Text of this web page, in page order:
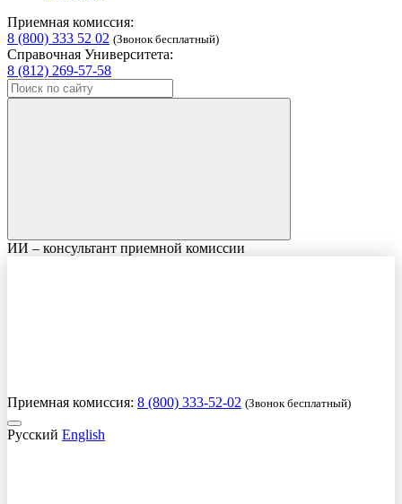
Приемная комиссия:
8 (800) 333 52 02 (Звонок бесплатный)
Справочная Университета:
8 (812) 269-57-58
ИИ – консультант приемной комиссии
Приемная комиссия: 8 (800) 333-52-02 (Звонок бесплатный)
Русский English